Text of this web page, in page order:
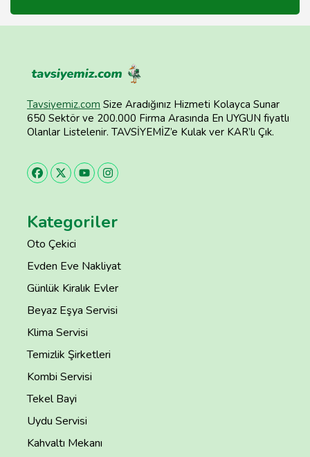
Tavsiyemiz.com Size Aradığınız Hizmeti Kolayca Sunar
650 Sektör ve 200.000 Firma Arasında En UYGUN fiyatlı
Olanlar Listelenir. TAVSİYEMİZ’e Kulak ver KAR’lı Çık.
Kategoriler
Oto Çekici
Evden Eve Nakliyat
Günlük Kiralık Evler
Beyaz Eşya Servisi
Klima Servisi
Temizlik Şirketleri
Kombi Servisi
Tekel Bayi
Uydu Servisi
Kahvaltı Mekanı